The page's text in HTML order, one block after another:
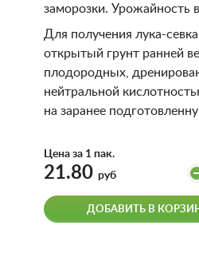
заморозки. Урожайность
Для получения лука-
открытый грунт ранней
плодородных,
нейтральной
на заранее
Цена за 1 пак.
21.80 руб
ДОБАВИТЬ В